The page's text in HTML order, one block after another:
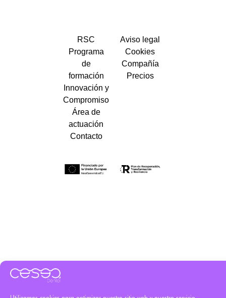
RSC
Programa
de
formación
Innovación y
Compromiso
Área de
actuación
Contacto
Aviso legal
Cookies
Compañía
Precios